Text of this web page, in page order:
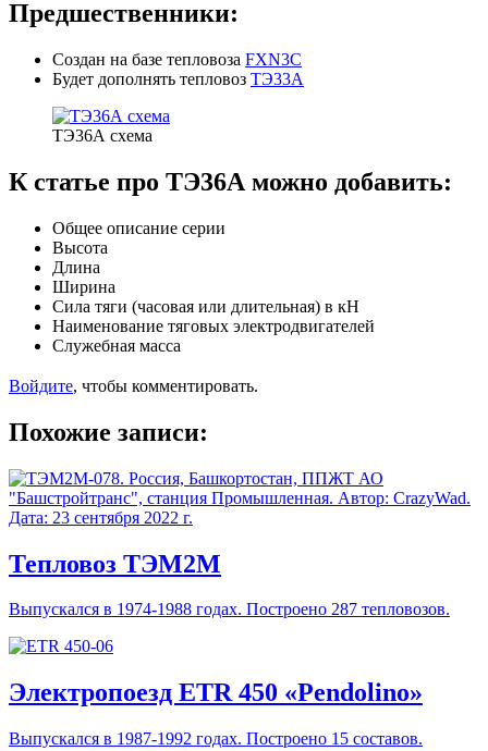
Предшественники:
Создан на базе тепловоза FXN3C
Будет дополнять тепловоз ТЭ33А
ТЭ36А схема
К статье про ТЭ36А можно добавить:
Общее описание серии
Высота
Длина
Ширина
Сила тяги (часовая или длительная) в кН
Наименование тяговых электродвигателей
Служебная масса
Войдите, чтобы комментировать.
Похожие записи:
Тепловоз ТЭМ2М
Выпускался в 1974-1988 годах. Построено 287 тепловозов.
Электропоезд ETR 450 «Pendolino»
Выпускался в 1987-1992 годах. Построено 15 составов.